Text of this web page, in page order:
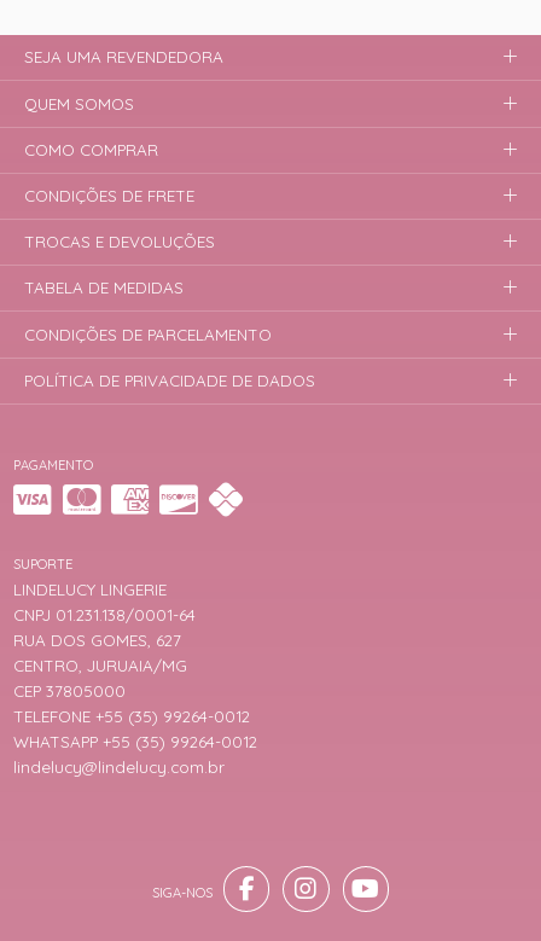
PAGAMENTO
SUPORTE
LINDELUCY LINGERIE
CNPJ 01.231.138/0001-64
RUA DOS GOMES, 627
CENTRO, JURUAIA/MG
CEP 37805000
TELEFONE +55 (35) 99264-0012
WHATSAPP +55 (35) 99264-0012
lindelucy@lindelucy.com.br
SEJA UMA REVENDEDORA
QUEM SOMOS
COMO COMPRAR
CONDIÇÕES DE FRETE
TROCAS E DEVOLUÇÕES
TABELA DE MEDIDAS
CONDIÇÕES DE PARCELAMENTO
POLÍTICA DE PRIVACIDADE DE DADOS